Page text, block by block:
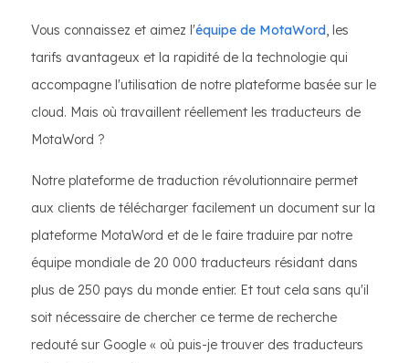
Vous connaissez et aimez l'équipe de MotaWord, les
tarifs avantageux et la rapidité de la technologie qui
accompagne l'utilisation de notre plateforme basée sur le
cloud. Mais où travaillent réellement les traducteurs de
MotaWord ?
Notre plateforme de traduction révolutionnaire permet
aux clients de télécharger facilement un document sur la
plateforme MotaWord et de le faire traduire par notre
équipe mondiale de 20 000 traducteurs résidant dans
plus de 250 pays du monde entier. Et tout cela sans qu'il
soit nécessaire de chercher ce terme de recherche
redouté sur Google « où puis-je trouver des traducteurs